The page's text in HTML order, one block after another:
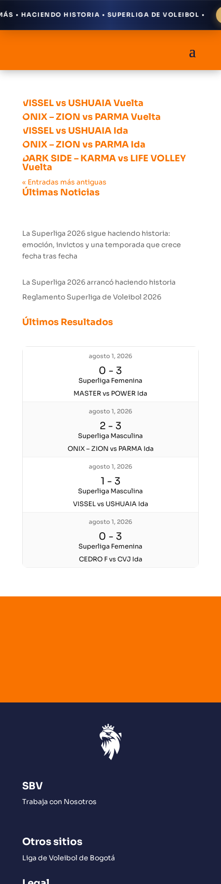
• HACIENDO HISTORIA • SUPERLIGA DE VOLEIBOL •
VISSEL vs USHUAIA Vuelta
ONIX – ZION vs PARMA Vuelta
VISSEL vs USHUAIA Ida
ONIX – ZION vs PARMA Ida
DARK SIDE – KARMA vs LIFE VOLLEY
Vuelta
« Entradas más antiguas
Últimas Noticias
La Superliga 2026 sigue haciendo historia:
emoción, invictos y una temporada que crece
fecha tras fecha
La Superliga 2026 arrancó haciendo historia
Reglamento Superliga de Voleibol 2026
Últimos Resultados
agosto 1, 2026
0 - 3
Superliga Femenina
MASTER vs POWER Ida
agosto 1, 2026
2- 3
Superliga Masculina
ONIX – ZION vs PARMA Ida
agosto 1, 2026
1 - 3
Superliga Masculina
VISSEL vs USHUAIA Ida
agosto 1, 2026
0 - 3
Superliga Femenina
CEDRO F vs CVJ Ida
SBV
Trabaja con Nosotros
Otros sitios
Liga de Voleibol de Bogotá